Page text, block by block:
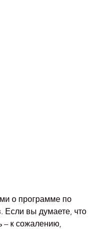
о программе по
Если вы думаете, что
– к сожалению,